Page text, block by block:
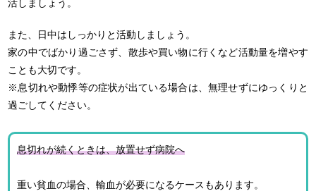
活しましょう。
また、日中はしっかりと活動しましょう。
家の中でばかり過ごさず、散歩や買い物に行くなど活動量を増やす
ことも大切です。
※息切れや動悸等の症状が出ている場合は、無理せずにゆっくりと
過ごしてください。
息切れが続くときは、放置せず病院へ
重い貧血の場合、輸血が必要になるケースもあります。